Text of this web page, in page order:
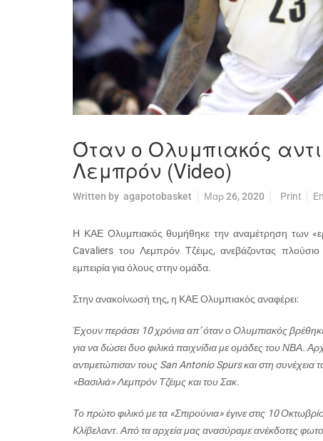
Όταν ο Ολυμπιακός
Λεμπρόν (Video)
Written by agapotobasket Μαρ 26, 2020 Print
Η ΚΑΕ Ολυμπιακός θυμήθηκε την αναμέτρηση των
Cavaliers του Λεμπρόν Τζέιμς, ανεβάζοντας
εμπειρία για όλους στην ομάδα.
Στην ανακοίνωσή της, η ΚΑΕ Ολυμπιακός αναφέρει:
Έχουν περάσει 10 χρόνια απ’ όταν ο Ολυμπιακός
για να δώσει δυο φιλικά παιχνίδια με ομάδες του ΝΒΑ.
αντιμετώπισαν τους San Antonio Spurs και στη συνέχεια
«Βασιλιά» Λεμπρόν Τζέιμς και του Σακ.
Το πρώτο φιλικό με τα «Σπιρούνια» έγινε στις 10
Κλίβελαντ. Από τα αρχεία μας ανασύραμε ανέκδοτες